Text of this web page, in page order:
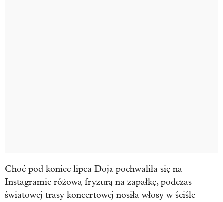
Choć pod koniec lipca Doja pochwaliła się na
Instagramie różową fryzurą na zapałkę, podczas
światowej trasy koncertowej nosiła włosy w ściśle